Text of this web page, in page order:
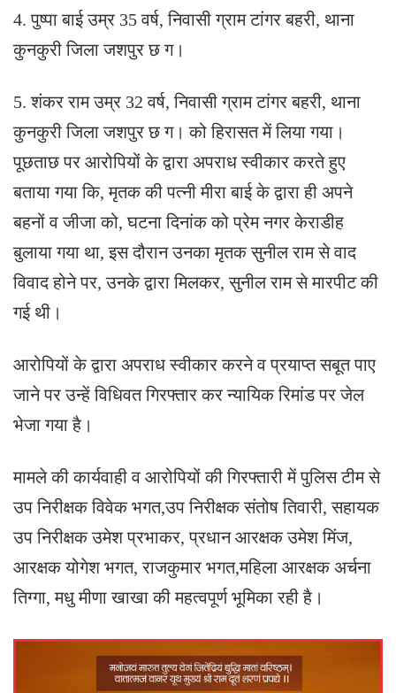
4. पुष्पा बाई उम्र 35 वर्ष, निवासी ग्राम टांगर बहरी, थाना
कुनकुरी जिला जशपुर छ ग।
5. शंकर राम उम्र 32 वर्ष, निवासी ग्राम टांगर बहरी, थाना
कुनकुरी जिला जशपुर छ ग। को हिरासत में लिया गया।
पूछताछ पर आरोपियों के द्वारा अपराध स्वीकार करते हुए
बताया गया कि, मृतक की पत्नी मीरा बाई के द्वारा ही अपने
बहनों व जीजा को, घटना दिनांक को प्रेम नगर केराडीह
बुलाया गया था, इस दौरान उनका मृतक सुनील राम से वाद
विवाद होने पर, उनके द्वारा मिलकर, सुनील राम से मारपीट की
गई थी।
आरोपियों के द्वारा अपराध स्वीकार करने व प्रयाप्त सबूत पाए
जाने पर उन्हें विधिवत गिरफ्तार कर न्यायिक रिमांड पर जेल
भेजा गया है।
मामले की कार्यवाही व आरोपियों की गिरफ्तारी में पुलिस टीम से
उप निरीक्षक विवेक भगत,उप निरीक्षक संतोष तिवारी, सहायक
उप निरीक्षक उमेश प्रभाकर, प्रधान आरक्षक उमेश मिंज,
आरक्षक योगेश भगत, राजकुमार भगत,महिला आरक्षक अर्चना
तिग्गा, मधु मीणा खाखा की महत्वपूर्ण भूमिका रही है।